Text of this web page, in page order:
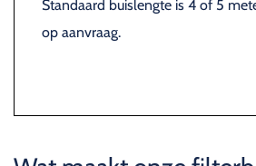
Standaard buislengte is 4 of 5
op aanvraag.